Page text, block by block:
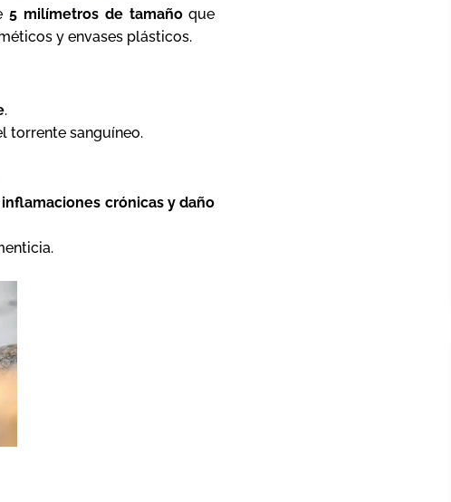
5 milímetros de tamañoque
y envases plásticos.
.
torrente sanguíneo.
inflamaciones crónicas y daño